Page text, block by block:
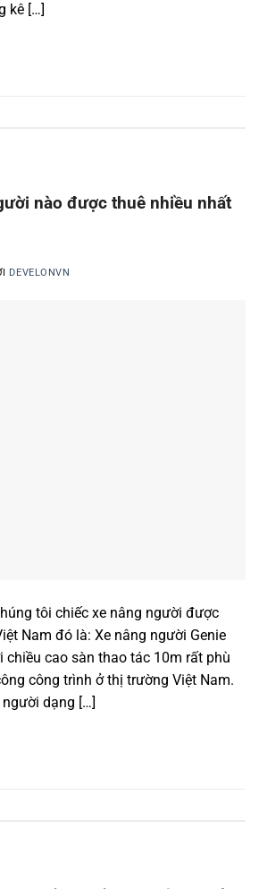
kê […]
nào được thuê nhiều nhất
DEVELONVN
tôi chiếc xe nâng người được
Nam đó là: Xe nâng người Genie
chiều cao sàn thao tác 10m rất phù
công trình ở thị trường Việt Nam.
dạng […]